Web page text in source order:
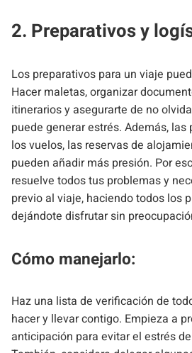
2. Preparativos y
Los preparativos para un viaje
Hacer maletas, organizar
itinerarios y asegurarte de no
puede generar estrés. Además,
los vuelos, las reservas de
pueden añadir más presión. Por
resuelve todos tus problemas y
previo al viaje, haciendo todos los
dejándote disfrutar sin
Cómo manejarlo:
Haz una lista de verificación de
hacer y llevar contigo. Empieza a
anticipación para evitar el estrés